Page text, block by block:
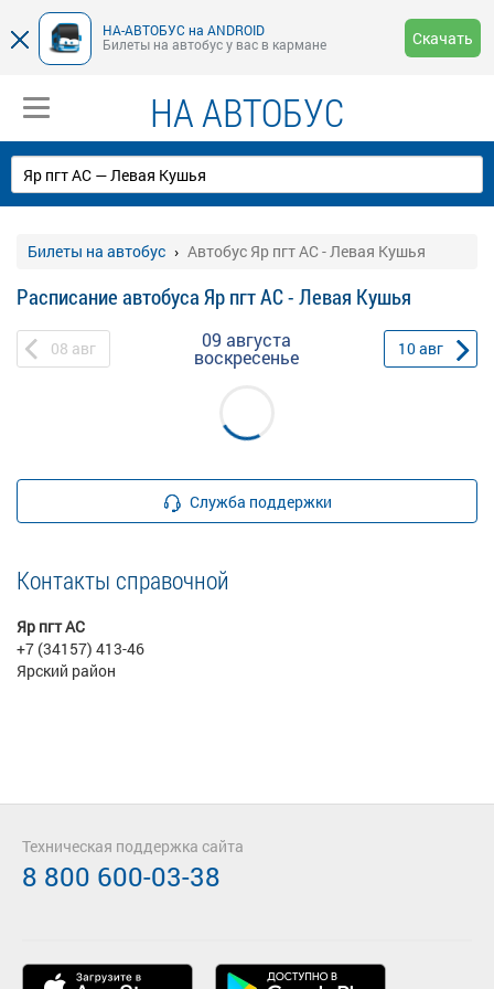
НА-АВТОБУС на ANDROID
Билеты на автобус у вас в кармане
Скачать
НА АВТОБУС
Билеты на автобус Автобус Яр пгт АС - Левая Кушья
Расписание автобуса Яр пгт АС - Левая Кушья
08 авг 09 августа
воскресенье 10авг
Служба поддержки
Контакты справочной
Яр пгт АС
+7 (34157) 413-46
Ярский район
Техническая поддержка сайта
8 800 600-03-38